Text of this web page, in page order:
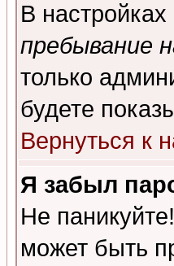
В
пребывание
только
будете
Вернуться к
Я забыл
Не
может быть